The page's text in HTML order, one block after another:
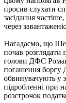
просив слухати
засідання
через
Нагадаємо, що
почав розглядати
голови ДФС
погашення боргу
обвинувачують у
підробленні при
розстрочок